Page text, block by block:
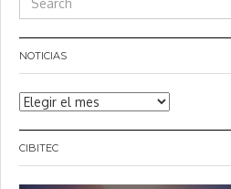
NOTICIAS
Noticias
CIBITEC